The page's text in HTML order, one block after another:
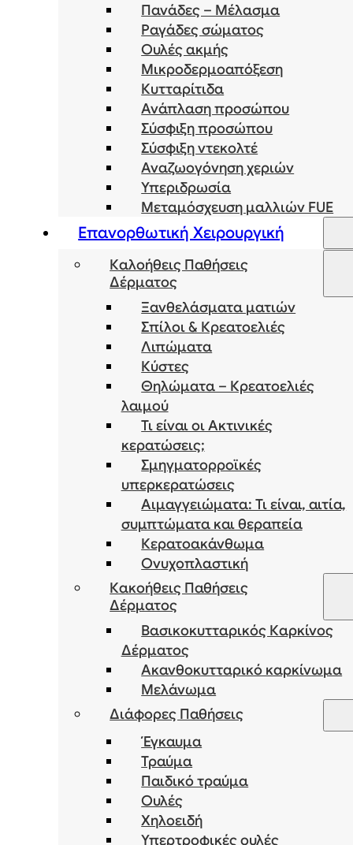
Πανάδες – Μέλασμα
Ραγάδες σώματος
Ουλές ακμής
Μικροδερμοαπόξεση
Κυτταρίτιδα
Ανάπλαση προσώπου
Σύσφιξη προσώπου
Σύσφιξη ντεκολτέ
Αναζωογόνηση χεριών
Υπεριδρωσία
Μεταμόσχευση μαλλιών FUE
Επανορθωτική Χειρουργική
Καλοήθεις Παθήσεις
Δέρματος
Ξανθελάσματα ματιών
Σπίλοι & Κρεατοελιές
Λιπώματα
Κύστες
Θηλώματα – Κρεατοελιές
λαιμού
Τι είναι οι Ακτινικές
κερατώσεις;
Σμηγματορροϊκές
υπερκερατώσεις
Αιμαγγειώματα: Τι είναι, αιτία,
συμπτώματα και θεραπεία
Κερατοακάνθωμα
Ονυχοπλαστική
Κακοήθεις Παθήσεις
Δέρματος
Βασικοκυτταρικός Καρκίνος
Δέρματος
Ακανθοκυτταρικό καρκίνωμα
Μελάνωμα
Διάφορες Παθήσεις
Έγκαυμα
Τραύμα
Παιδικό τραύμα
Ουλές
Χηλοειδή
Υπερτροφικές ουλές